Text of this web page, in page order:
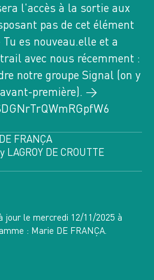
8SA
AOÛT 2026
BELLEDONNE,
4 INSCRITS
ET COL DE LA MINE
10
3 GROUPES
22 INSCRITS
G1: 10 / G2: 11 / G3: 1
l'accès à la sortie aux
pas de cet élément
es nouveau.elle et a
avec nous récemment :
notre groupe Signal (on y
première). →
FRANÇA
LAGROY DE CROUTTE
jour le mercredi 12/11/2025 à
: Marie DE FRANÇA.